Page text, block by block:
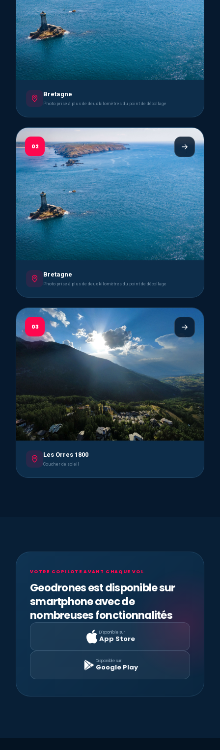
Bretagne
Photo prise à plus de deux kilomètres du point de décollage
02
Bretagne
Photo prise à plus de deux kilomètres du point de décollage
03
Les Orres 1800
Coucher de soleil
VOTRE COPILOTE AVANT CHAQUE VOL
Geodrones est disponible sur
smartphone avec de
nombreuses fonctionnalités
Disponible sur
App Store
Disponible sur
Google Play